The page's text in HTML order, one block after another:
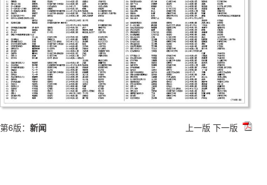
第6版： 新闻 上一版 下一版